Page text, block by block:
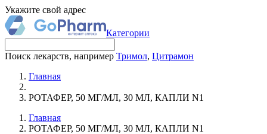
Укажите свой адрес
Категории
Поиск лекарств, например Тримол, Цитрамон
Главная
РОТАФЕР, 50 МГ/МЛ, 30 МЛ, КАПЛИ N1
Главная
РОТАФЕР, 50 МГ/МЛ, 30 МЛ, КАПЛИ N1